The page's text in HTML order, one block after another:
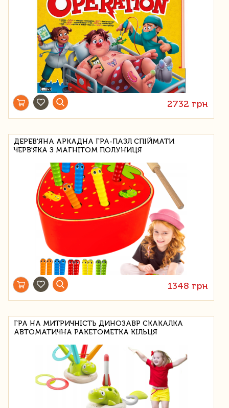
2732 грн
ДЕРЕВ'ЯНА АРКАДНА ГРА-ПАЗЛ СПІЙМАТИ
ЧЕРВ'ЯКА З МАГНІТОМ ПОЛУНИЦЯ
1348 грн
ГРА НА МИТРИЧНІСТЬ ДИНОЗАВР СКАКАЛКА
АВТОМАТИЧНА РАКЕТОМЕТКА КІЛЬЦЯ